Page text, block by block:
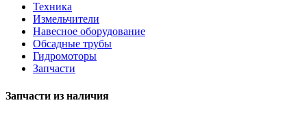
Техника
Измельчители
Навесное оборудование
Обсадные трубы
Гидромоторы
Запчасти
Запчасти из наличия